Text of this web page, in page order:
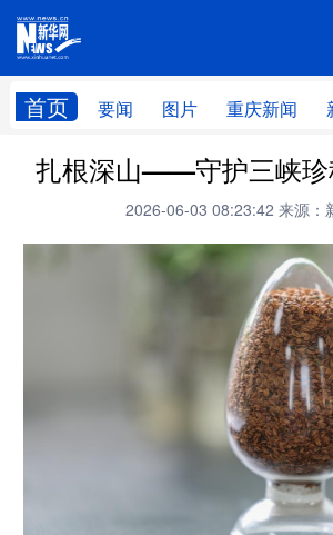
首页 要闻 图片 重庆新闻
网站地图
扎根深山——守护三峡珍
2026-06-03 08:23:42 来源：